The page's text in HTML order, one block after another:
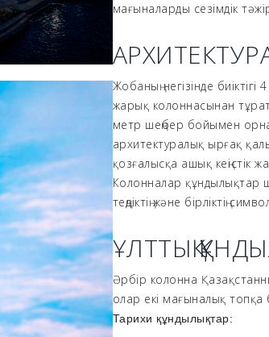
мағыналарды сезімдік
Жобаның негізінде
жарық колоннасынан
метр шеңбер бойымен
архитектуралық ырғақ
қозғалысқа ашық кеңістік
Колонналар құндылықтар
теңдіктің және бірліктің
ҰЛТТЫҚ
Әрбір колонна
олар екі мағыналық топқа
Тарихи құндылықтар: